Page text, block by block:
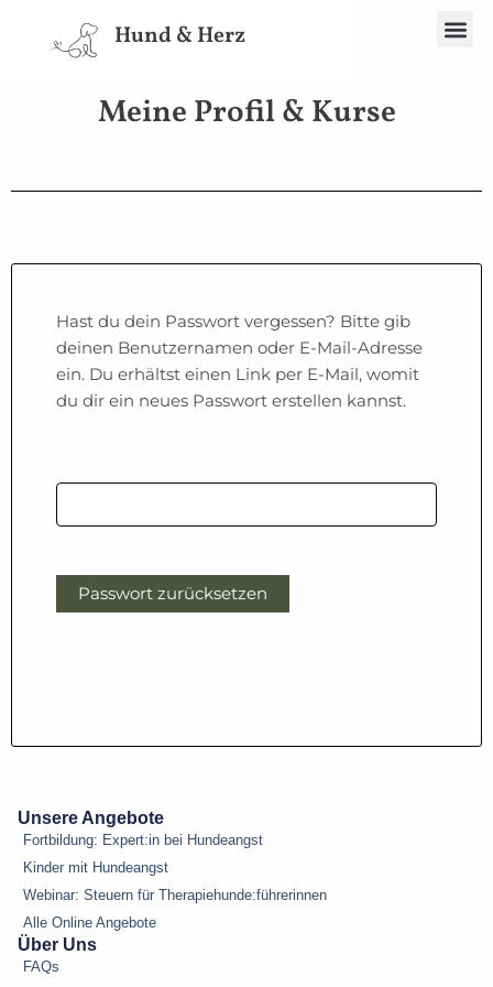
Hund & Herz
Meine Profil & Kurse
Hast du dein Passwort vergessen? Bitte gib
deinen Benutzernamen oder E-Mail-Adresse
ein. Du erhältst einen Link per E-Mail, womit
du dir ein neues Passwort erstellen kannst.
Passwort zurücksetzen
Unsere Angebote
Fortbildung: Expert:in bei Hundeangst
Kinder mit Hundeangst
Webinar: Steuern für Therapiehunde:führerinnen
Alle Online Angebote
Über Uns
FAQs